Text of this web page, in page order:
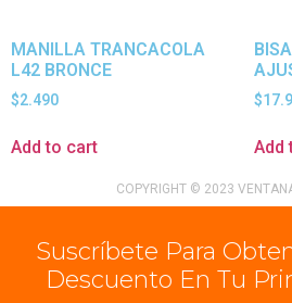
MANILLA TRANCACOLA
L42 BRONCE
$2.490
Add to cart
$
Add
COPYRIGHT © 2023
Suscríbete Para
Descuento En Tu